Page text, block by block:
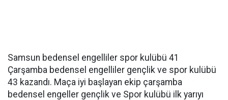
Samsun bedensel engelliler spor kulübü 41
Çarşamba bedensel engelliler gençlik ve spor kulübü
43 kazandı. Maça iyi başlayan ekip çarşamba
bedensel engeller gençlik ve Spor kulübü ilk yarıyı